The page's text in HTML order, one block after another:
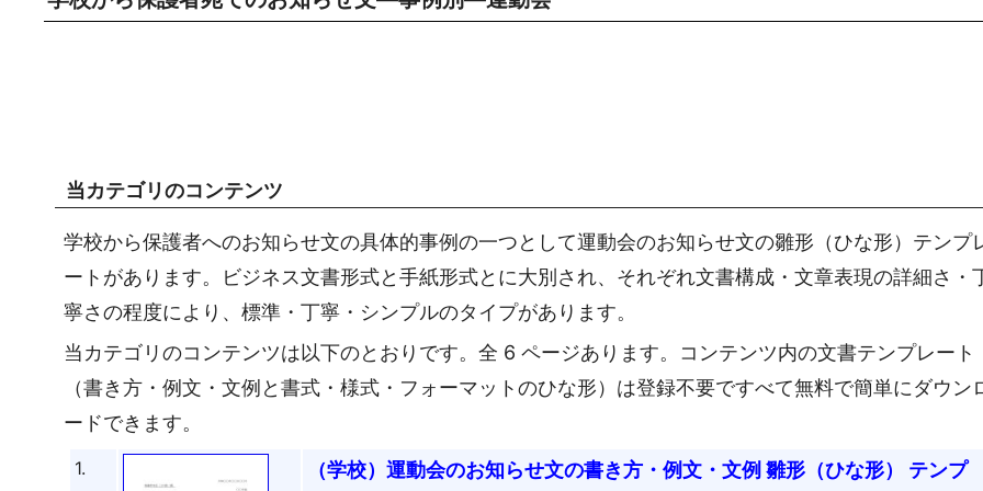
当カテゴリのコンテンツ
学校から保護者へのお知らせ文の具体的事例の一つとして運動会のお知らせ文の雛形（ひな形）テンプ
ートがあります。ビジネス文書形式と手紙形式とに大別され、それぞれ文書構成・文章表現の詳細さ・
寧さの程度により、標準・丁寧・シンプルのタイプがあります。
当カテゴリのコンテンツは以下のとおりです。全 6 ページあります。コンテンツ内の文書テンプレート
（書き方・例文・文例と書式・様式・フォーマットのひな形）は登録不要ですべて無料で簡単にダウン
ードできます。
1.
（学校）運動会のお知らせ文の書き方・例文・文例 雛形（ひな形） テンプ